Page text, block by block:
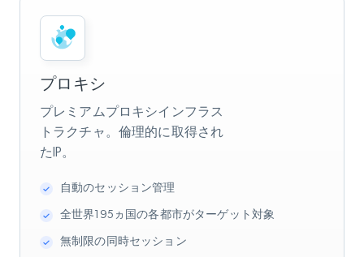
プロキシ
プレミアムプロキシインフラス
トラクチャ。倫理的に取得され
たIP。
自動のセッション管理
全世界195ヵ国の各都市がターゲット対象
無制限の同時セッション